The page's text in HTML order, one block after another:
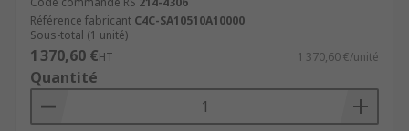
Référence fabricant C4C-SA10510A10000
Sous-total (1 unité)
1 370,60 €HT 1 370,60 €/unité
Quantité